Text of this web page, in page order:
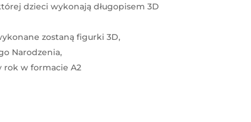
dzieci wykonają długopisem 3D
zostaną figurki 3D,
Narodzenia,
rok w formacie A2